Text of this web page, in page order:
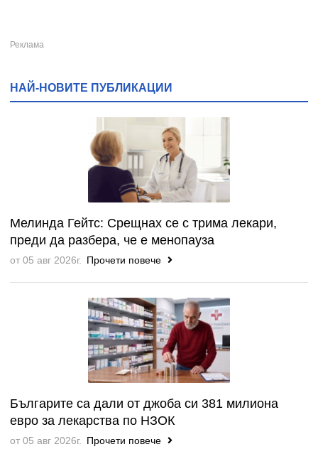
НАЙ-НОВИТЕ ПУБЛИКАЦИИ
Мелинда Гейтс: Срещнах се с трима лекари,
преди да разбера, че е менопауза
от 05 авг 2026г. Прочети повече
Българите са дали от джоба си 381 милиона
евро за лекарства по НЗОК
от 05 авг 2026г. Прочети повече